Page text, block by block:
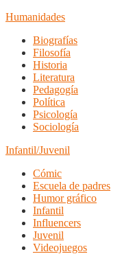
Humanidades
Biografías
Filosofía
Historia
Literatura
Pedagogía
Política
Psicología
Sociología
Infantil/Juvenil
Cómic
Escuela de padres
Humor gráfico
Infantil
Influencers
Juvenil
Videojuegos